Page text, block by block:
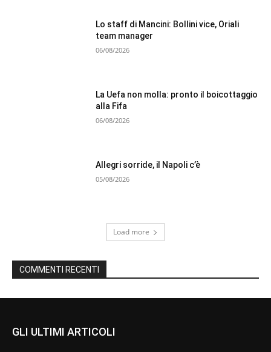
Lo staff di Mancini: Bollini vice, Oriali
team manager
06/08/2026
La Uefa non molla: pronto il boicottaggio
alla Fifa
06/08/2026
Allegri sorride, il Napoli c’è
05/08/2026
Load more
COMMENTI RECENTI
GLI ULTIMI ARTICOLI